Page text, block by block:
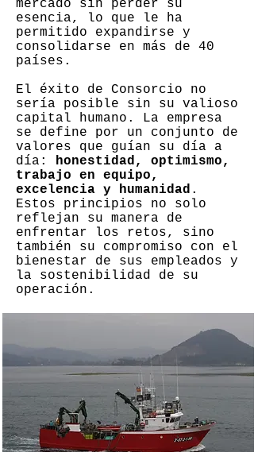
mercado sin perder su
esencia, lo que le ha
permitido expandirse y
consolidarse en más de 40
países.
El éxito de Consorcio no
sería posible sin su valioso
capital humano. La empresa
se define por un conjunto de
valores que guían su día a
día: honestidad, optimismo,
trabajo en equipo,
excelencia y humanidad .
Estos principios no solo
reflejan su manera de
enfrentar los retos, sino
también su compromiso con el
bienestar de sus empleados y
la sostenibilidad de su
operación.